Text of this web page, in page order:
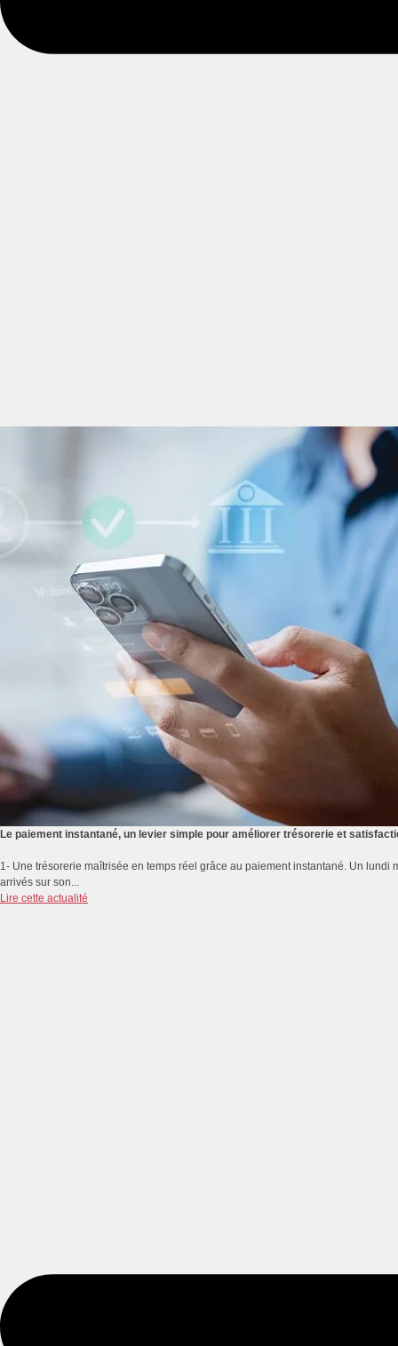
Le paiement instantané, un levier simple pour améliorer trésorerie et
1- Une trésorerie maîtrisée en temps réel grâce au paiement instantané. Un
arrivés sur son...
Lire cette actualité